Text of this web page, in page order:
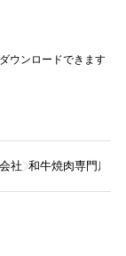
ウンロードできます
社 和牛焼肉専門店「